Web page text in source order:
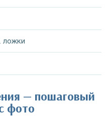
ложки
— пошаговый
фото